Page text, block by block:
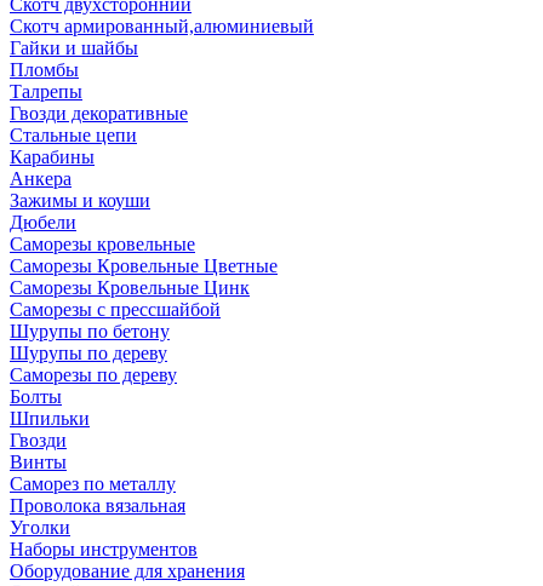
Скотч двухсторонний
Скотч армированный,алюминиевый
Гайки и шайбы
Пломбы
Талрепы
Гвозди декоративные
Стальные цепи
Карабины
Анкера
Зажимы и коуши
Дюбели
Саморезы кровельные
Саморезы Кровельные Цветные
Саморезы Кровельные Цинк
Саморезы с прессшайбой
Шурупы по бетону
Шурупы по дереву
Саморезы по дереву
Болты
Шпильки
Гвозди
Винты
Саморез по металлу
Проволока вязальная
Уголки
Наборы инструментов
Оборудование для хранения